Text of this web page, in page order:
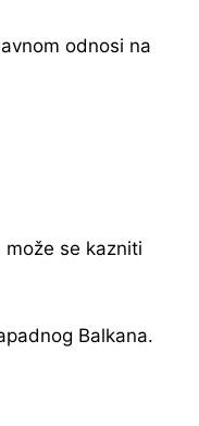
odnosi na
se kazniti
Balkana.